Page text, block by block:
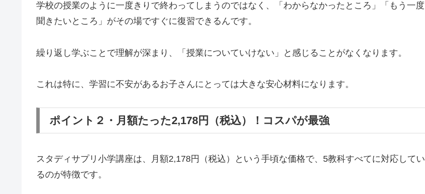
学校の授業のように一度きりで終わってしまうのではなく、「わからなかったところ」「もう一度
聞きたいところ」がその場ですぐに復習できるんです。
繰り返し学ぶことで理解が深まり、「授業についていけない」と感じることがなくなります。
これは特に、学習に不安があるお子さんにとっては大きな安心材料になります。
ポイント２・月額たった2,178円（税込）！コスパが最強
スタディサプリ小学講座は、月額2,178円（税込）という手頃な価格で、5教科すべてに対応してい
るのが特徴です。